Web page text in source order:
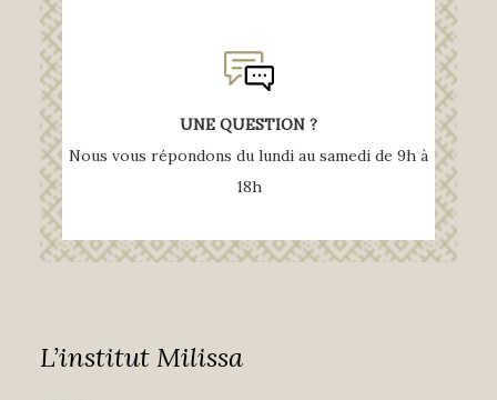
UNE QUESTION ?
Nous vous répondons du lundi au samedi de 9h à
18h
L’institut Milissa